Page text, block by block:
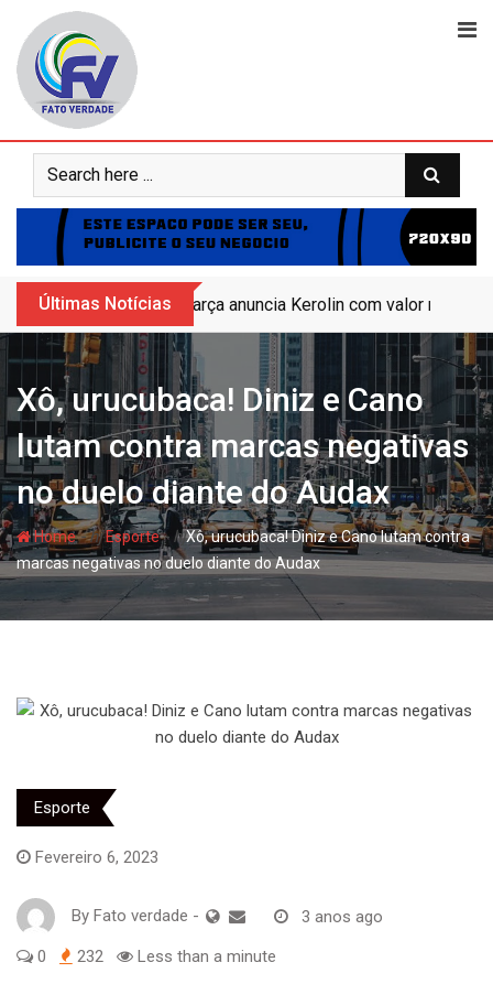
content
Últimas Notícias Barça anuncia Kerolin com valor
Xô, urucubaca! Diniz e Cano
lutam contra marcas negativas
no duelo diante do Audax
Home- hjEsporte- hjXô, urucubaca! Diniz e Cano lutam contra
marcas negativas no duelo diante do Audax
Esporte
Fevereiro 6, 2023
By Fato verdade - 3 anos ago
0 232 Less than a minute